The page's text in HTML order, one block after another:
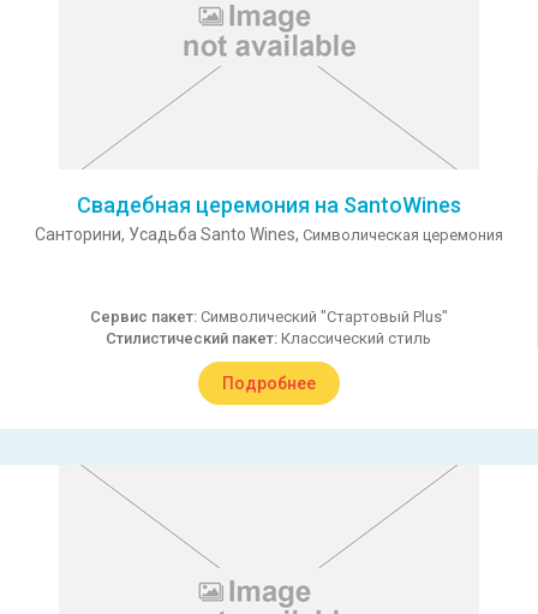
Свадебная церемония на SantoWines
Санторини, Усадьба Santo Wines, Символическая церемония
Сервис пакет: Символический "Стартовый Plus"
Стилистический пакет: Классический стиль
Подробнее